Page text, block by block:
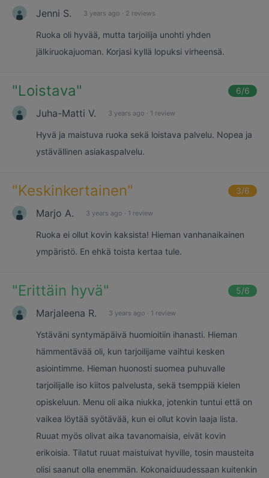
Jenni S. 3 years ago · 2 reviews
Ruoka oli hyvää, mutta tarjoilija unohti yhden
jälkiruokajuoman. Korjasi kyllä lopuksi virheensä.
"Loistava" 6/6
Juha-Matti V. 3 years ago · 1 review
Hyvä ja maistuva ruoka sekä loistava palvelu. Nopea ja
ystävällinen asiakaspalvelu.
"Keskinkertainen" 3/6
Marjo A. 3 years ago · 1 review
Ruoka ei ollut kovin kaksista! Hieman vanhanaikainen
ympäristö. En ehkä toista kertaa tule.
"Erittäin hyvä" 5/6
Marjaleena R. 3 years ago · 1 review
Ystäväni syntymäpäivä huomioitiin ihanasti. Hieman
hämmentävää oli, kun tarjoilijame vaihtui kesken
asiointimme. Hieman huonosti suomea puhuvalle
tarjoilijalle iso kiitos palvelusta, sekä tsemppiä kielen
opiskeluun. Menu oli aika niukka, jotenkin tuntui että on
vaikea löytää syötävää, kun ei ollut kovin laaja lista.
Ruuat myös olivat aika tavanomaisia, eivät kovin
erikoisia. Tilatut ruuat maistuivat hyville, tosin mausteita
olisi saanut olla enemmän. Kokonaiduudessaan kuitenkin